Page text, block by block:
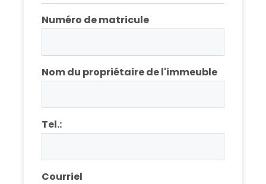
Numéro de matricule
Nom du propriétaire de l'immeuble
Tel.:
Courriel